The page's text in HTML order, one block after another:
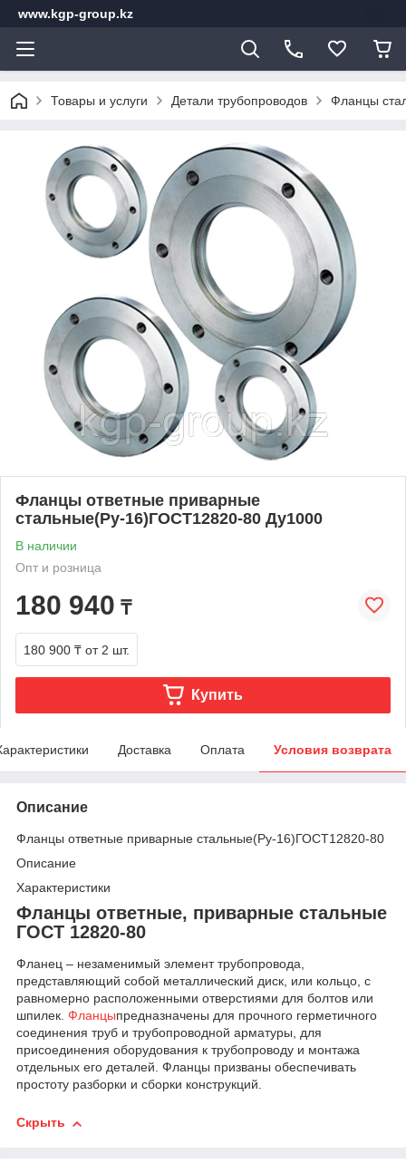
www.kgp-group.kz
Товары и услуги Детали трубопроводов Фланцы
Фланцы ответные приварные
стальные(Ру-16)ГОСТ12820-80 Ду1000
В наличии
Опт и розница
180 940 ₸
180 900 ₸ от 2 шт.
Купить
Доставка Оплата Условия возврата
Описание
Фланцы ответные приварные стальные(Ру-16)ГОСТ12820-80
Описание
Характеристики
Фланцы ответные, приварные стальные
ГОСТ 12820-80
Фланец – незаменимый элемент трубопровода,
представляющий собой металлический диск, или кольцо, с
равномерно расположенными отверстиями для болтов или
шпилек. Фланцыпредназначены для прочного герметичного
соединения труб и трубопроводной арматуры, для
присоединения оборудования к трубопроводу и монтажа
отдельных его деталей. Фланцы призваны обеспечивать
простоту разборки и сборки конструкций.
Скрыть